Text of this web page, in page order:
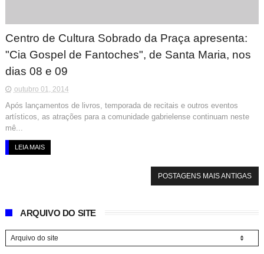
Centro de Cultura Sobrado da Praça apresenta:
"Cia Gospel de Fantoches", de Santa Maria, nos
dias 08 e 09
outubro 01, 2014
Após lançamentos de livros, temporada de recitais e outros eventos
artísticos, as atrações para a comunidade gabrielense continuam neste
mê...
LEIA MAIS
POSTAGENS MAIS ANTIGAS
ARQUIVO DO SITE